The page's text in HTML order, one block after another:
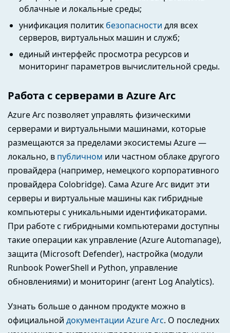
облачные и локальные среды;
унификация политик безопасностидля всех
серверов, виртуальных машин и служб;
единый интерфейс просмотра ресурсов и
мониторинг параметров вычислительной среды.
Работа с серверами в Azure Arc
Azure Arc позволяет управлять физическими
серверами и виртуальными машинами, которые
размещаются за пределами экосистемы Azure —
локально, в публичном или частном облаке другого
провайдера (например, немецкого корпоративного
провайдера Colobridge). Сама Azure Arc видит эти
серверы и виртуальные машины как гибридные
компьютеры с уникальными идентификаторами.
При работе с гибридными компьютерами доступны
такие операции как управление (Azure Automanage),
защита (Microsoft Defender), настройка (модули
Runbook PowerShell и Python, управление
обновлениями) и мониторинг (агент Log Analytics).
Узнать больше о данном продукте можно в
официальной документации Azure Arc. О последних